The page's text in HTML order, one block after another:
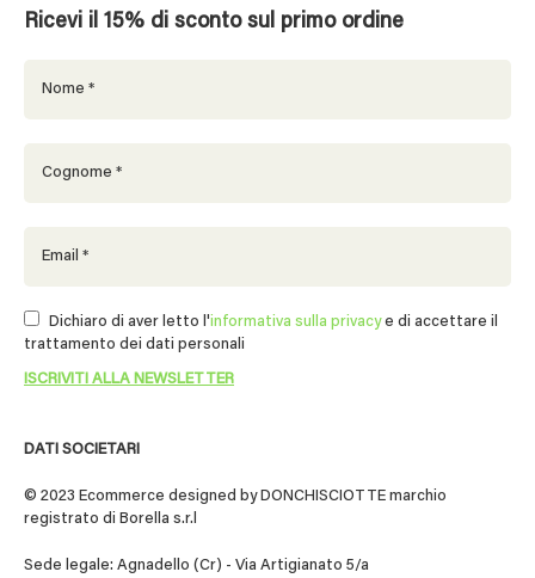
DATI SOCIETARI
© 2023 Ecommerce designed by DONCHISCIOTTE marchio
registrato di Borella s.r.l
Sede legale: Agnadello (Cr) - Via Artigianato 5/a
Ricevi il 15% di sconto sul primo ordine
Dichiaro di aver letto l'informativa sulla privacye di accettare il
trattamento dei dati personali